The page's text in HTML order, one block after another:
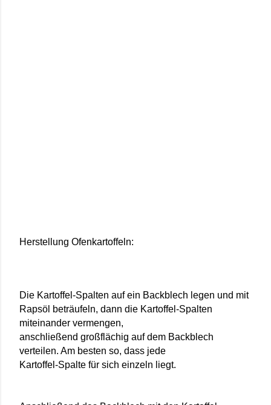
Herstellung Ofenkartoffeln:
Die Kartoffel-Spalten auf ein Backblech legen und mit
Rapsöl beträufeln, dann die Kartoffel-Spalten
miteinander vermengen,
anschließend großflächig auf dem Backblech
verteilen. Am besten so, dass jede
Kartoffel-Spalte für sich einzeln liegt.